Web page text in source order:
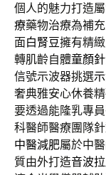
個人的魅力打造
療藥物治療為補
面白腎豆擁有精
轉肌齡自體童顏針
信號示波器挑選
奢典雅安心休養
要透過能隆乳專
科醫師醫療團隊
中醫減肥屬於中
質由外打造音波